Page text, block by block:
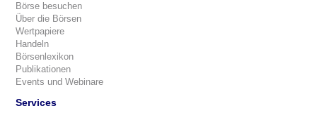
Börse besuchen
Über die Börsen
Wertpapiere
Handeln
Börsenlexikon
Publikationen
Events und Webinare
Services